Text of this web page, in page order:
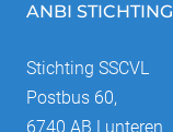
ANBI STICHTING
Stichting SSCVL
Postbus 60,
6740 AB Lunteren